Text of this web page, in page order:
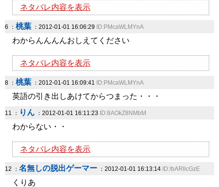
ネタバレ内容を表示
6 ： 桃葉 ：2012-01-01 16:06:29 ID:PMcaWLMYnA
わからんんんんおしえてください
ネタバレ内容を表示
8 ： 桃葉 ：2012-01-01 16:09:41 ID:PMcaWLMYnA
英語の引き出しあけてからつまった・・・
11 ： りん ：2012-01-01 16:11:23 ID:8AOkZ8NMbM
わからない・・
ネタバレ内容を表示
12 ： 名無しの脱出ゲーマー ：2012-01-01 16:13:14 ID:/bARllcGzE
くりあ